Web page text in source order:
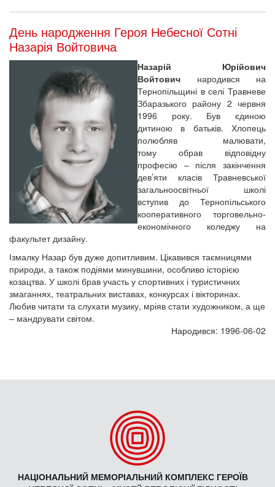
День народження Героя Небесної Сотні
Назарія Войтовича
Назарій Юрійович
Войтович народився на
Тернопільщині в селі Травневе
Збаразького району 2 червня
1996 року. Був єдиною
дитиною в батьків. Хлопець
полюбляв малювати,
тому обрав відповідну
професію – після закінчення
дев’яти класів Травневської
загальноосвітньої школі
вступив до Тернопільського
кооперативного торговельно-
економічного коледжу на
факультет дизайну.
Ізмалку Назар був дуже допитливим. Цікавився таємницями
природи, а також подіями минувшини, особливо історією
козацтва. У школі брав участь у спортивних і туристичних
змаганнях, театральних виставах, конкурсах і вікторинах.
Любив читати та слухати музику, мріяв стати художником, а ще
– мандрувати світом.
Народився: 1996-06-02
НАЦІОНАЛЬНИЙ МЕМОРІАЛЬНИЙ КОМПЛЕКС ГЕРОЇВ